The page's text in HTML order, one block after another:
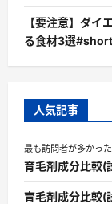
【要注意】ダイ
る食材3選
人気記事
最も訪問者が多かっ
育毛剤成分比較(
育毛剤成分比較(